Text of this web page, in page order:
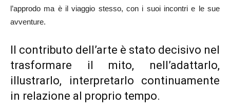
l’approdo ma è il viaggio stesso, con i suoi incontri e le sue
avventure.
Il contributo dell’arte è stato decisivo nel
trasformare il mito, nell’adattarlo,
illustrarlo, interpretarlo continuamente
in relazione al proprio tempo.